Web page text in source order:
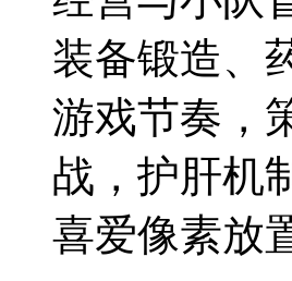
装备锻造、
游戏节奏，
战，护肝机
喜爱像素放